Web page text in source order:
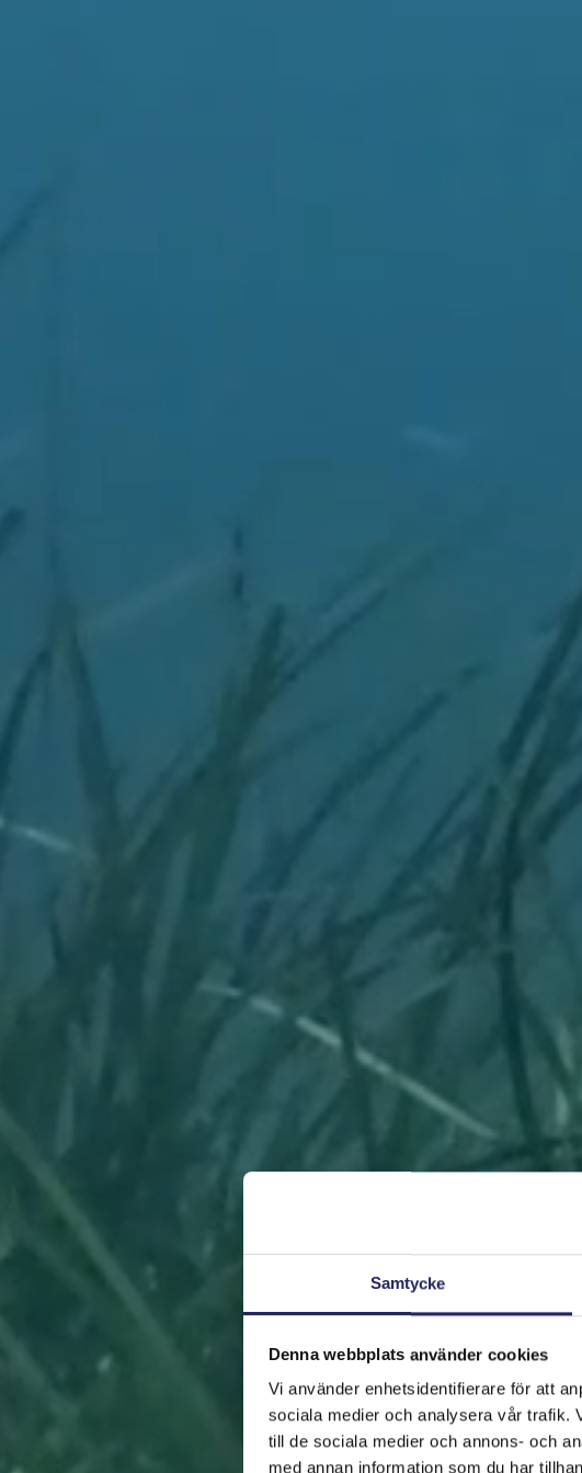
Samtycke
Denna webbplats använder cookies
Vi använder enhetsidentifierare för att
sociala medier och analysera vår trafik.
till de sociala medier och annons- och
med annan information som du har